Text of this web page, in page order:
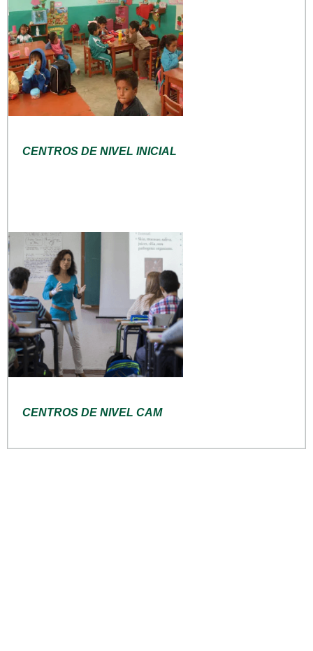
CENTROS DE NIVEL INICIAL
CENTROS DE NIVEL CAM